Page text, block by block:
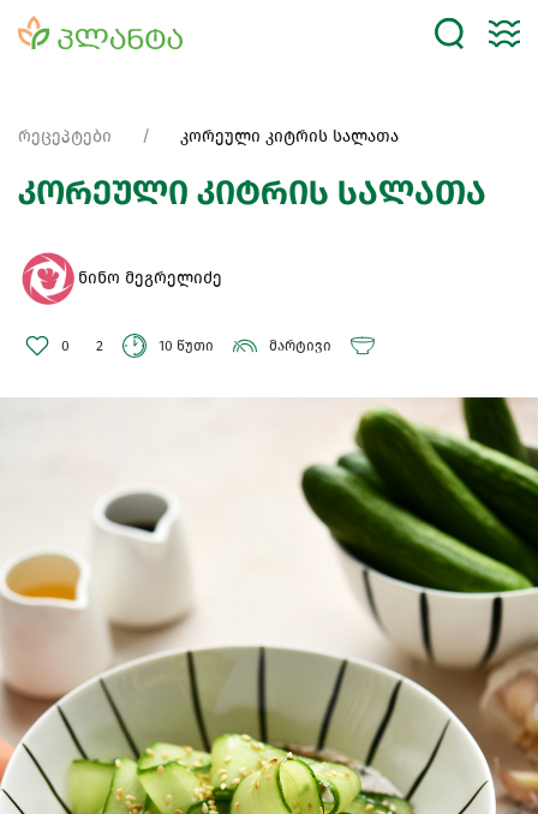
რეცეპტები კორეული კიტრის სალათა
კორეული კიტრის სალათა
ნინო მეგრელიძე
0 2 10 წუთი მარტივი